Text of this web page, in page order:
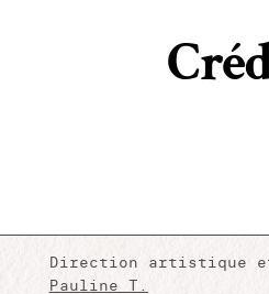
Direction artistique
Pauline T.